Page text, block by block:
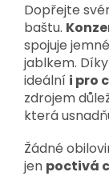
Dopřejte
baštu.
spojuje
jablkem.
ideální i pro
zdrojem
která
Žádné
jen poctivá